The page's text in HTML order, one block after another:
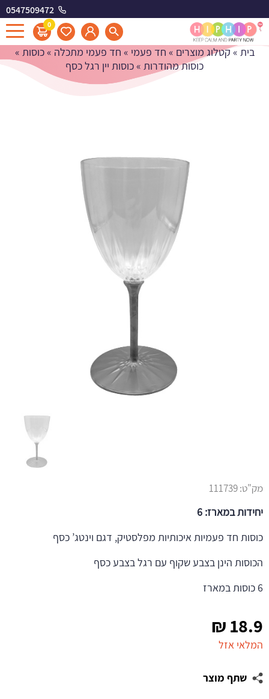
0547509472
0
כוסות יין רגל כסף
בית »קטלוג מוצרים » חד פעמי » חד פעמי מתכלה »כוסות »
כוסות מהודרות »כוסות יין רגל כסף
18.9
₪
המלאי אזל
שתף מוצר
מק"ט:111739
יחידות במארז: 6
כוסות חד פעמיות איכותיות מפלסטיק, דגם וינטג’ כסף
הכוסות הינן בצבע שקוף עם רגל בצבע כסף
6 כוסות במארז